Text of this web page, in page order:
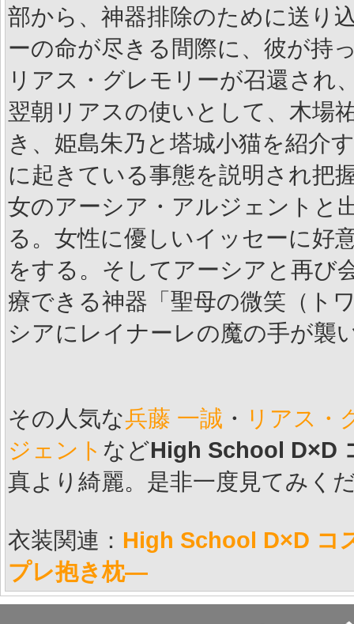
部から、神器排除のために送り
ーの命が尽きる間際に、彼が持
リアス・グレモリーが召還され
翌朝リアスの使いとして、木場
き、姫島朱乃と塔城小猫を紹介
に起きている事態を説明され把
女のアーシア・アルジェントと
る。女性に優しいイッセーに好
をする。そしてアーシアと再び
療できる神器「聖母の微笑（ト
シアにレイナーレの魔の手が襲
その人気な兵藤 一誠 ・ リアス・
ジェント などHigh School D×D
真より綺麗。是非一度見てみく
衣装関連： High School D×D コ
プレ抱き枕―